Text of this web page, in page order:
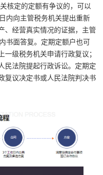
定的定额有争议的，可以
内向主管税务机关提出重新
、经营真实情况的证据，主管
书面答复。定期定额户也可
级税务机关申请行政复议；
民法院提起行政诉讼。定期定
复议决定书或人民法院判决书